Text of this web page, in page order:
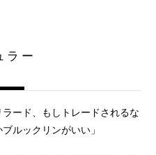
ラー
ード、もしトレードされるな
ルックリンがいい」